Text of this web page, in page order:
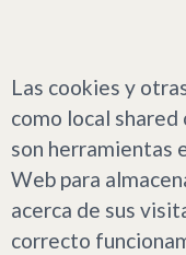
Las cookies y
como local
son herramientas
Web para
acerca de sus
correcto